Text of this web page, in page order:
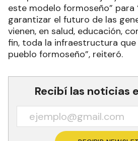
este modelo formoseño” para
garantizar el futuro de las
vienen, en salud, educación,
fin, toda la infraestructura que
pueblo formoseño”, reiteró.
Recibí las noticias